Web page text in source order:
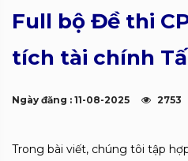
Full bộ Đề thi
tích tài chính
Ngày đăng : 11-08-2025 2753
Trong bài viết, chúng tôi tập